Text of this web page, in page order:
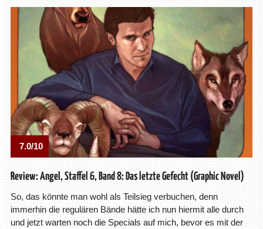
7.0/10
Review: Angel, Staffel 6, Band 8: Das letzte Gefecht (Graphic Novel)
So, das könnte man wohl als Teilsieg verbuchen, denn
immerhin die regulären Bände hätte ich nun hiermit alle durch
und jetzt warten noch die Specials auf mich, bevor es mit der